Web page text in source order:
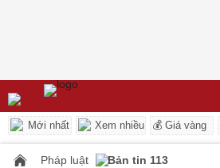
Mới nhất Xem nhiều 💰 Giá vàng
Pháp luật Bản tin 113